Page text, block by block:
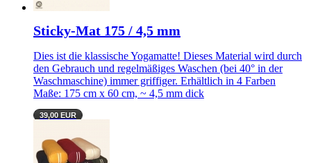
Sticky-Mat 175 / 4,5 mm
Dies ist die klassische Yogamatte! Dieses Material wird durch
den Gebrauch und regelmäßiges Waschen (bei 40° in der
Waschmaschine) immer griffiger. Erhältlich in 4 Farben
Maße: 175 cm x 60 cm, ~ 4,5 mm dick
39,00 EUR